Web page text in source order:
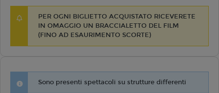
PER OGNI BIGLIETTO ACQUISTATO RICEVERETE
IN OMAGGIO UN BRACCIALETTO DEL FILM
(FINO AD ESAURIMENTO SCORTE)
Sono presenti spettacoli su strutture differenti